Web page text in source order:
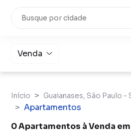
Venda
Início Guaianases, São Paulo -
Apartamentos
0 Apartamentos à Venda